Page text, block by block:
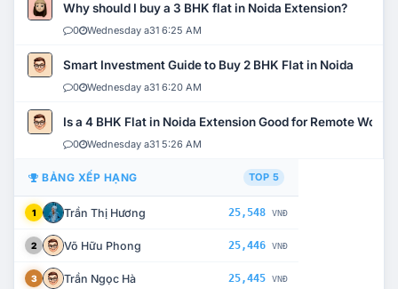
Why should I buy a 3 BHK flat in Noida Extension?
0 Wednesday a31 6:25 AM
Smart Investment Guide to Buy 2 BHK Flat in Noida
0 Wednesday a31 6:20 AM
Is a 4 BHK Flat in Noida Extension Good for Remote Work?
0 Wednesday a31 5:26 AM
BẢNG XẾP HẠNG TOP 5
1 Trần Thị Hương 25,548 VNĐ
2 Võ Hữu Phong 25,446 VNĐ
3 Trần Ngọc Hà 25,445 VNĐ